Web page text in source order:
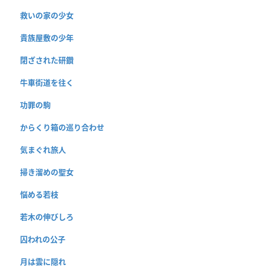
救いの家の少女
貴族屋敷の少年
閉ざされた研鑽
牛車街道を往く
功罪の駒
からくり箱の巡り合わせ
気まぐれ旅人
掃き溜めの聖女
悩める若枝
若木の伸びしろ
囚われの公子
月は雲に隠れ